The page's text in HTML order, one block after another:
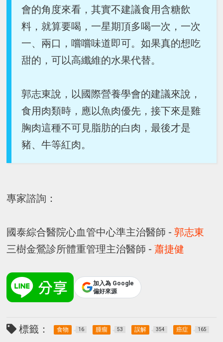
會的角度來看，其實不建議食用含糖飲
料，就算要喝，一星期頂多喝一次，一次
一、兩口，嚐嚐味道即可。如果真的想吃
甜的，可以高纖維的水果代替。
郭志東說，以國際營養學會的建議來說，
食用肉類時，應以魚肉優先，接下來是雞
胸肉這種不可見脂肪的白肉，最後才是
豬、牛等紅肉。
專家諮詢：
國泰綜合醫院心血管中心準主治醫師 -郭志東
三樹金鶯診所體重管理主治醫師 -蕭捷健
加入為 Google
偏好來源
標籤： 食物 16 腫瘤 53 誤解 354 癌症 165